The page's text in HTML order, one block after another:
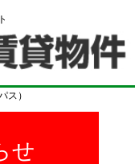
ス）
せ